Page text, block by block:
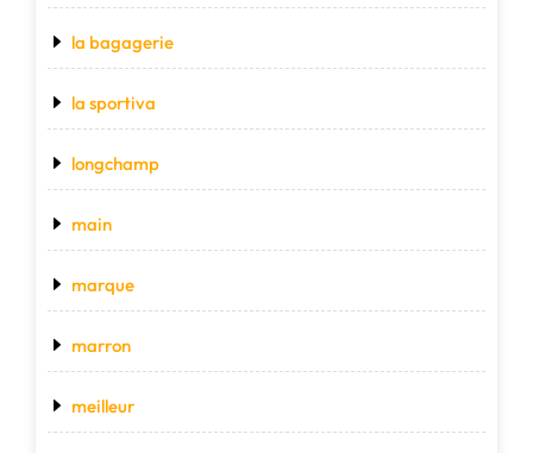
la bagagerie
la sportiva
longchamp
main
marque
marron
meilleur